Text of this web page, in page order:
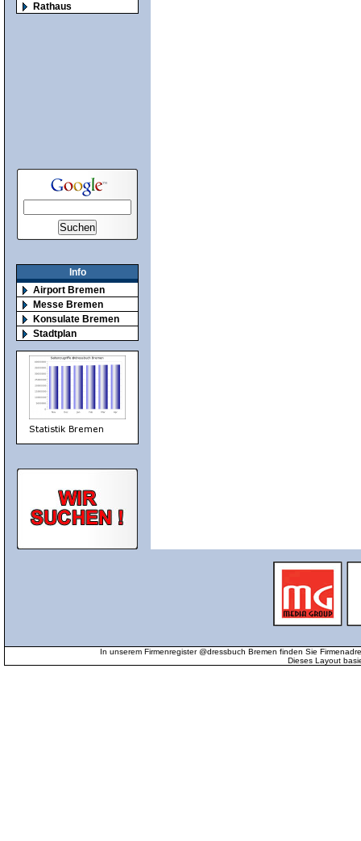
Rathaus
Info
Airport Bremen
Messe Bremen
Konsulate Bremen
Stadtplan
In unserem Firmenregister @dressbuch Bremen finden Sie
Dieses Layout